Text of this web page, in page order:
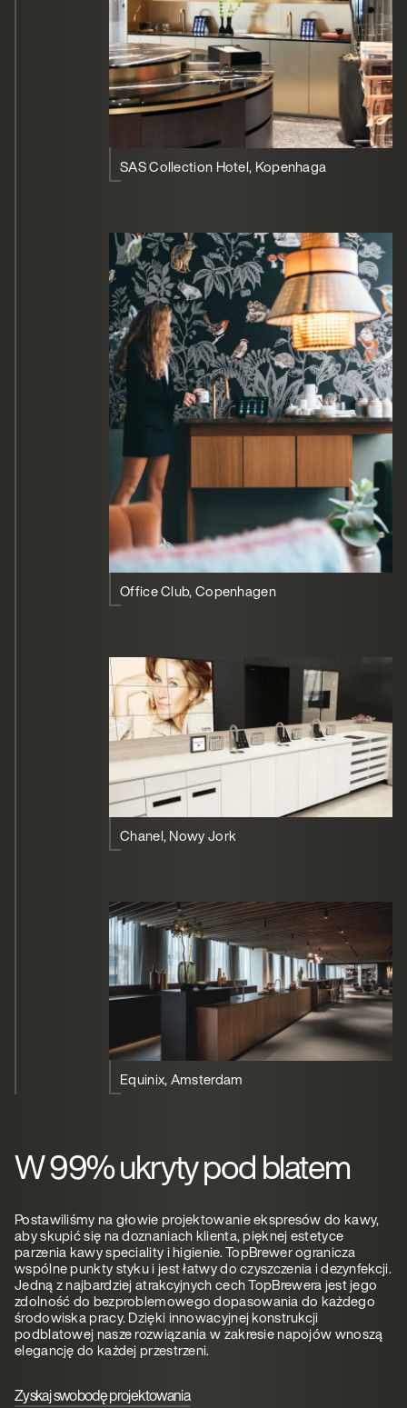
SAS Collection Hotel, Kopenhaga
Office Club, Copenhagen
Chanel, Nowy Jork
Equinix, Amsterdam
W 99% ukryty pod blatem
Postawiliśmy na głowie projektowanie ekspresów do kawy,
aby skupić się na doznaniach klienta, pięknej estetyce
parzenia kawy speciality i higienie. TopBrewer ogranicza
wspólne punkty styku i jest łatwy do czyszczenia i dezynfekcji.
Jedną z najbardziej atrakcyjnych cech TopBrewera jest jego
zdolność do bezproblemowego dopasowania do każdego
środowiska pracy. Dzięki innowacyjnej konstrukcji
podblatowej nasze rozwiązania w zakresie napojów wnoszą
elegancję do każdej przestrzeni.
Zyskaj swobodę projektowania